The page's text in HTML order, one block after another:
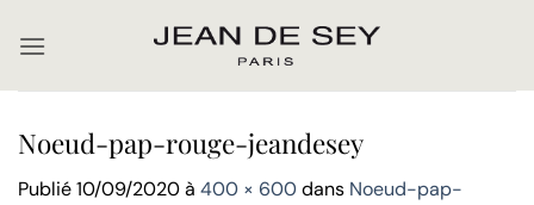
Noeud-pap-rouge-jeandesey
Publié10/09/2020à 400 × 600dans Noeud-pap-